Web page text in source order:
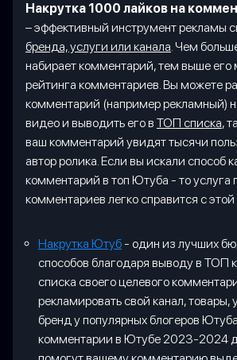
Накрутка 1000 лайков на
– эффективный инструмент рекламы
бренда, услуги или канала. Чем
набирает комментарий, тем выше его
рейтинга комментариев. Вы можете
комментарий (например рекламный)
видео и выводить его в ТОП списка,
ваш комментарий увидят тысячи
автор ролика. Если вы искали способ
комментарий в топ Ютуба - то услуга
комментариев легко справится с
Накрутка Ютуб- один из лучших
способов благодаря выводу в ТОП
списка своего целевого
рекламировать свой канал, товары,
бренд у популярных блогеров
комментарии в Ютубе 2023-2024